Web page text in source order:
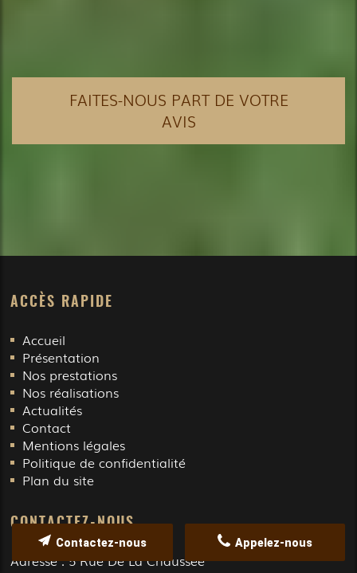
FAITES-NOUS PART DE VOTRE
AVIS
ACCÈS RAPIDE
Accueil
Présentation
Nos prestations
Nos réalisations
Actualités
Contact
Mentions légales
Politique de confidentialité
Plan du site
CONTACTEZ-NOUS
Adresse :5 Rue De La Chaussée
Appelez-nous
Contactez-nous